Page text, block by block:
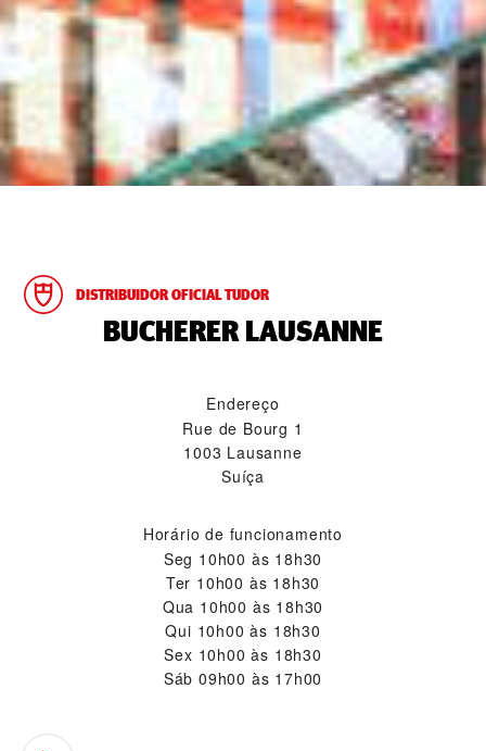
DISTRIBUIDOR OFICIAL TUDOR
‭BUCHERER LAUSANNE‬
Endereço
Rue de Bourg 1
1003 Lausanne
Suíça
Horário de funcionamento
Seg 10h00 às 18h30
Ter 10h00 às 18h30
Qua 10h00 às 18h30
Qui 10h00 às 18h30
Sex 10h00 às 18h30
Sáb 09h00 às 17h00